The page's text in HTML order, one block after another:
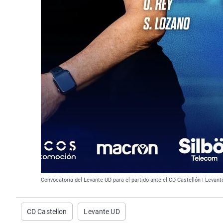
Convocatoria del Levante UD para el partido ante el CD Castellón |
CD Castellon Levante UD